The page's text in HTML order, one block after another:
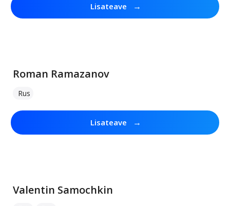
Lisateave →
Roman Ramazanov
Rus
Lisateave →
Valentin Samochkin